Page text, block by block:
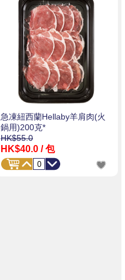
急凍紐西蘭Hellaby羊肩肉(火
鍋用)200克*
HK$55.0
HK$40.0 / 包